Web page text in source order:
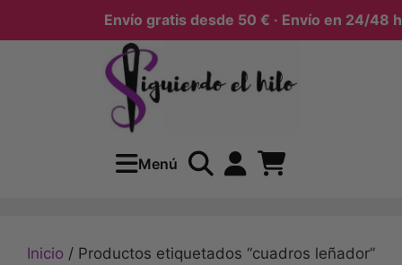
Envío gratis desde 50 € · Envío en 24/48 h
Menú
Inicio / Productos etiquetados “cuadros leñador”